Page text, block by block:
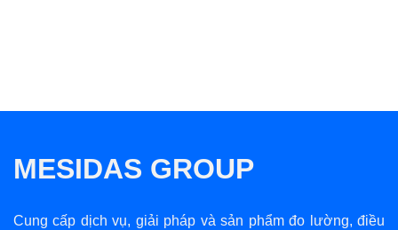
MESIDAS GROUP
Cung cấp dịch vụ, giải pháp và sản phẩm đo lường, điều